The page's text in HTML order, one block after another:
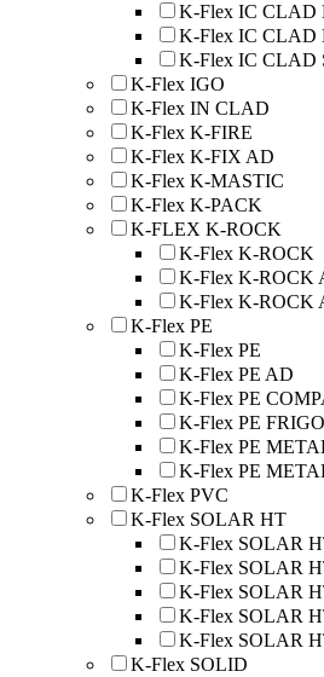
K-Flex IC CLAD
K-Flex IC CLAD
K-Flex IC CLAD
K-Flex IGO
K-Flex IN CLAD
K-Flex K-FIRE
K-Flex K-FIX AD
K-Flex K-MASTIC
K-Flex K-PACK
K-FLEX K-ROCK
K-Flex K-ROCK
K-Flex K-ROCK
K-Flex K-ROCK
K-Flex PE
K-Flex PE
K-Flex PE AD
K-Flex PE
K-Flex PE FRIGO
K-Flex PE
K-Flex PE
K-Flex PVC
K-Flex SOLAR HT
K-Flex SOLAR
K-Flex SOLAR
K-Flex SOLAR
K-Flex SOLAR
K-Flex SOLAR
K-Flex SOLID